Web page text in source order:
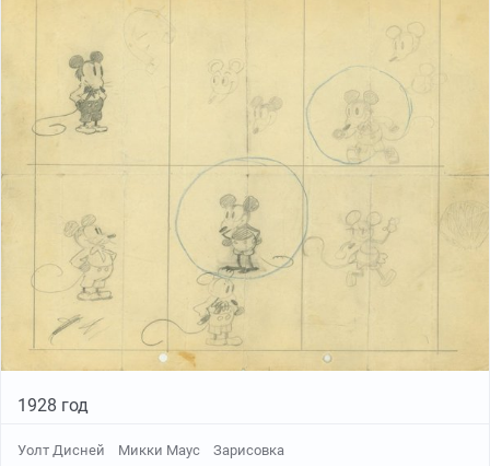
1928 год
Уолт Дисней Микки Маус Зарисовка